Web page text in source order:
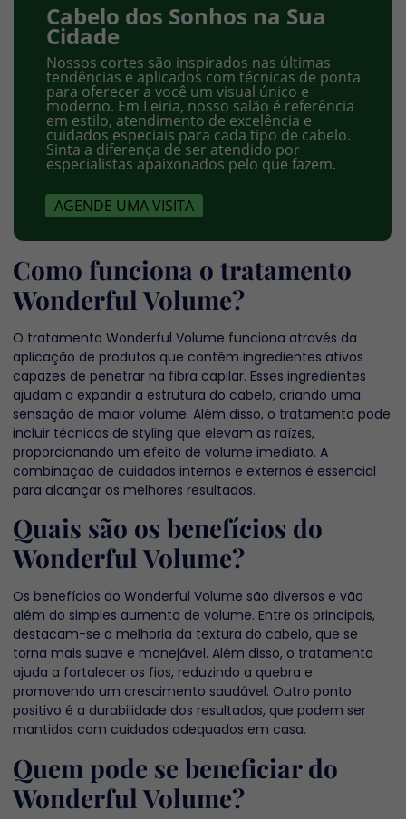
Cabelo dos Sonhos na Sua
Cidade
Nossos cortes são inspirados nas últimas
tendências e aplicados com técnicas de ponta
para oferecer a você um visual único e
moderno. Em Leiria, nosso salão é referência
em estilo, atendimento de excelência e
cuidados especiais para cada tipo de cabelo.
Sinta a diferença de ser atendido por
especialistas apaixonados pelo que fazem.
AGENDE UMA VISITA
Como funciona o tratamento
Wonderful Volume?
O tratamento Wonderful Volume funciona através da
aplicação de produtos que contêm ingredientes ativos
capazes de penetrar na fibra capilar. Esses ingredientes
ajudam a expandir a estrutura do cabelo, criando uma
sensação de maior volume. Além disso, o tratamento pode
incluir técnicas de styling que elevam as raízes,
proporcionando um efeito de volume imediato. A
combinação de cuidados internos e externos é essencial
para alcançar os melhores resultados.
Quais são os benefícios do
Wonderful Volume?
Os benefícios do Wonderful Volume são diversos e vão
além do simples aumento de volume. Entre os principais,
destacam-se a melhoria da textura do cabelo, que se
torna mais suave e manejável. Além disso, o tratamento
ajuda a fortalecer os fios, reduzindo a quebra e
promovendo um crescimento saudável. Outro ponto
positivo é a durabilidade dos resultados, que podem ser
mantidos com cuidados adequados em casa.
Quem pode se beneficiar do
Wonderful Volume?